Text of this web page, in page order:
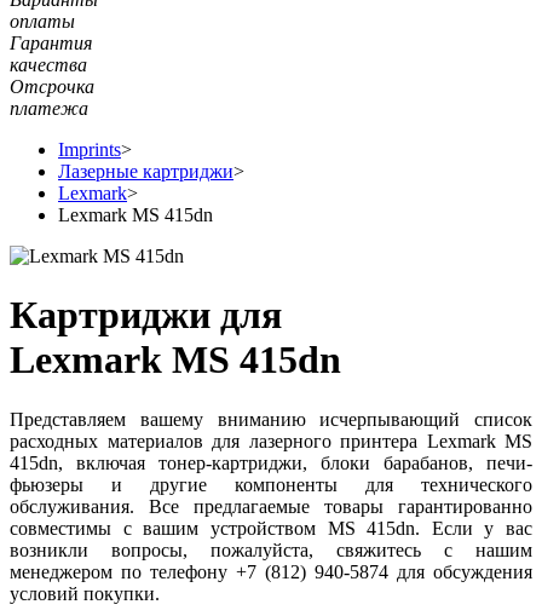
оплаты
Гарантия
качества
Отсрочка
платежа
Imprints>
Лазерные картриджи>
Lexmark>
Lexmark MS 415dn
Картриджи для
Lexmark MS 415dn
Представляем вашему вниманию исчерпывающий список
расходных материалов для лазерного принтера Lexmark MS
415dn, включая тонер-картриджи, блоки барабанов, печи-
фьюзеры и другие компоненты для технического
обслуживания. Все предлагаемые товары гарантированно
совместимы с вашим устройством MS 415dn. Если у вас
возникли вопросы, пожалуйста, свяжитесь с нашим
менеджером по телефону +7 (812) 940-5874 для обсуждения
условий покупки.